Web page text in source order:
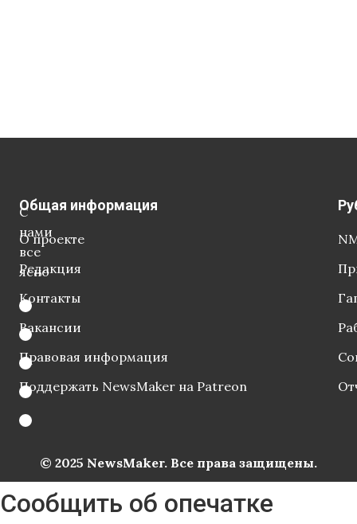
С
нами
все
ясно
Общая информация
О проекте
Редакция
Контакты
Вакансии
Правовая информация
Поддержать NewsMaker на Patreon
© 2025 NewsMaker. Все права защищены.
Сообщить об опечатке